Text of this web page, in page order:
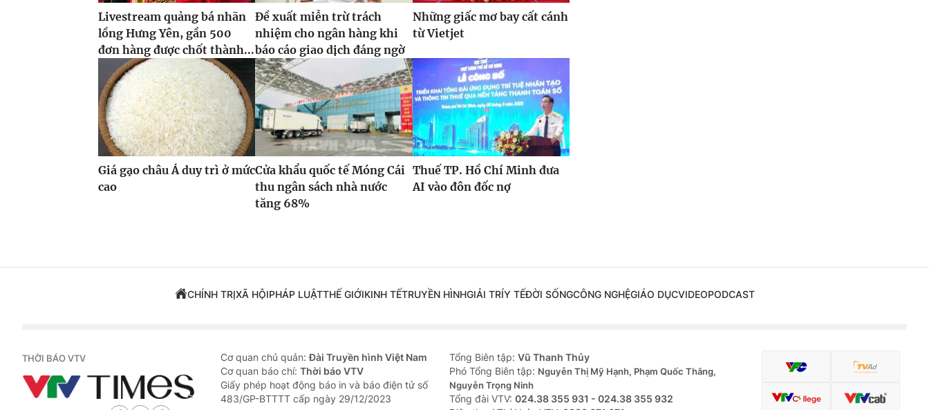
Livestream quảng bá nhãn
lồng Hưng Yên, gần 500
đơn hàng được chốt thành...
Đề xuất miễn trừ trách
nhiệm cho ngân hàng khi
báo cáo giao dịch đáng ngờ
Những giấc mơ bay cất cánh
từ Vietjet
Giá gạo châu Á duy trì ở mức
cao
Cửa khẩu quốc tế Móng Cái
thu ngân sách nhà nước
tăng 68%
Thuế TP. Hồ Chí Minh đưa
AI vào đôn đốc nợ
CHÍNH TRỊXÃ HỘIPHÁP LUẬTTHẾ GIỚIKINH TẾTRUYỀN HÌNHGIẢI TRÍY TẾĐỜI SỐNGCÔNG NGHỆGIÁO DỤCVIDEOPODCAST
THỜI BÁO VTV Cơ quan chủ quản:Đài Truyền hình Việt Nam
Cơ quan báo chí: Thời báo VTV
Giấy phép hoạt động báo in và báo điện tử số
483/GP-BTTTT cấp ngày 29/12/2023
Tổng Biên tập: Vũ Thanh Thủy
Phó Tổng Biên tập: Nguyễn Thị Mỹ Hạnh, Phạm Quốc Thắng,
Nguyễn Trọng Ninh
Tổng đài VTV: 024.38 355 931 - 024.38 355 932